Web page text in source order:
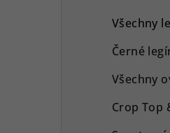
Všechny
Černé
Všechny
Crop Top